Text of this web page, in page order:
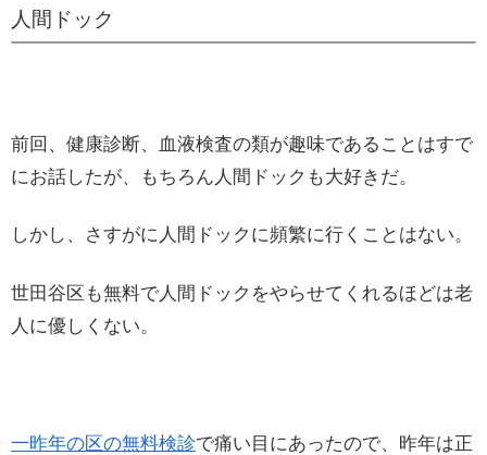
人間ドック
前回、健康診断、血液検査の類が趣味であることはすで
にお話したが、もちろん人間ドックも大好きだ。
しかし、さすがに人間ドックに頻繁に行くことはない。
世田谷区も無料で人間ドックをやらせてくれるほどは老
人に優しくない。
一昨年の区の無料検診で痛い目にあったので、昨年は正